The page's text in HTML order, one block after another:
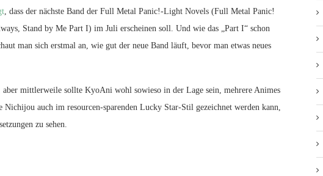
, dass der nächste Band der Full Metal Panic!-Light Novels (Full Metal Panic!
Stand by Me Part I) im Juli erscheinen soll. Und wie das „Part I“ schon
man sich erstmal an, wie gut der neue Band läuft, bevor man etwas neues
mittlerweile sollte KyoAni wohl sowieso in der Lage sein, mehrere Animes
auch im resourcen-sparenden Lucky Star-Stil gezeichnet werden kann,
zu sehen.